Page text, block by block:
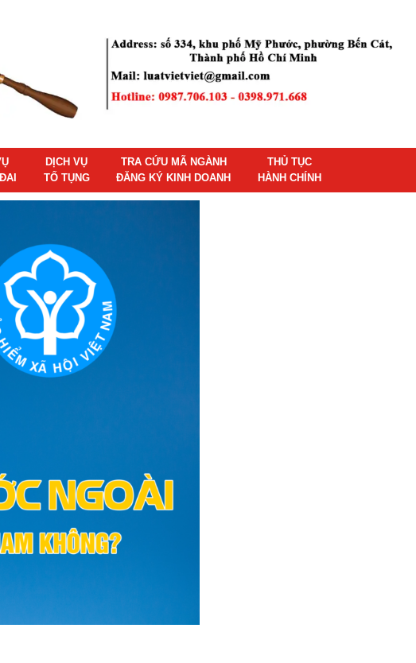
DỊCH VỤ
TỐ TỤNG
TRA CỨU MÃ NGÀNH
ĐĂNG KÝ KINH DOANH
THỦ TỤC
HÀNH CHÍNH